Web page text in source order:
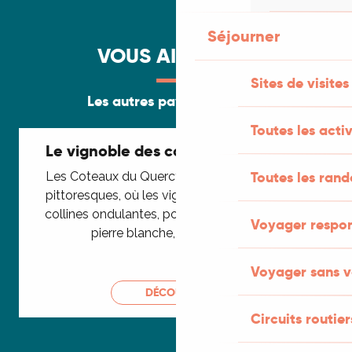
Séjourner
Sites de visites
Toutes les
Toutes les
Voyager
Voyager sans
Circuits
VOUS AIMEREZ...
Les autres paysages du Lot
Le vignoble des coteaux du Quercy
Les Coteaux du Quercy offrent des paysages
pittoresques, où les vignes s’étendent sur des
collines ondulantes, ponctuées de villages en
pierre blanche, de murets en...
DÉCOUVRIR